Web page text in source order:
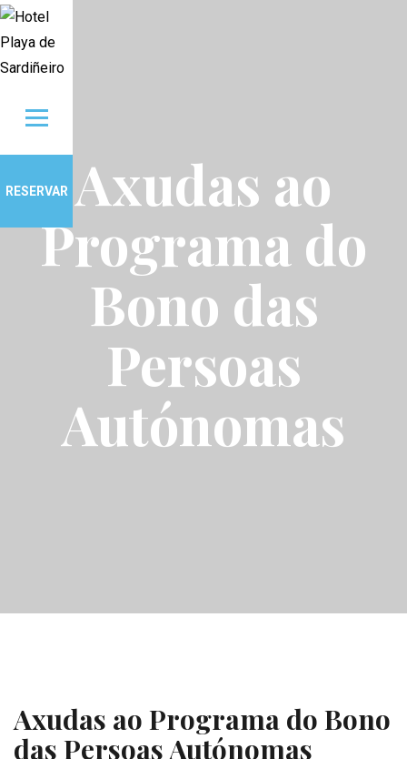
Ir al contenido
Axudas ao
Programa do
Bono das
Persoas
Autónomas
Axudas ao Programa do Bono
das Persoas Autónomas
RESERVAR